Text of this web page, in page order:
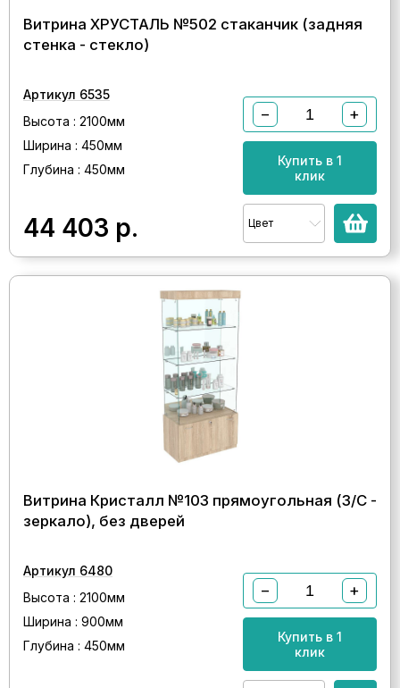
Витрина ХРУСТАЛЬ №502 стаканчик (задняя
стенка - стекло)
Артикул 6535
Высота : 2100мм
Ширина : 450мм
Глубина : 450мм
44 403 р.
− +
Купить в 1
клик
Цвет
Витрина Кристалл №103 прямоугольная (З/C -
зеркало), без дверей
Артикул 6480
Высота : 2100мм
Ширина : 900мм
Глубина : 450мм
− +
Купить в 1
клик